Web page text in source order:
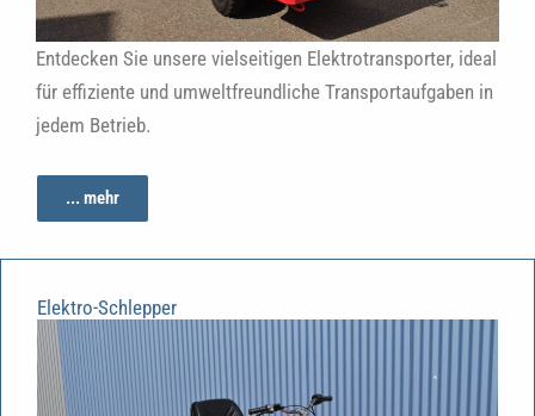
Entdecken Sie unsere vielseitigen Elektrotransporter, ideal
für effiziente und umweltfreundliche Transportaufgaben in
jedem Betrieb.
... mehr
Elektro-Schlepper